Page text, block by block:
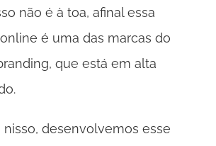
não é à toa, afinal essa
é uma das marcas do
que está em alta
nisso, desenvolvemos esse